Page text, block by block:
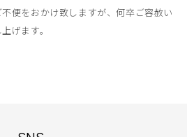
便をおかけ致しますが、何卒ご容赦い
げます。